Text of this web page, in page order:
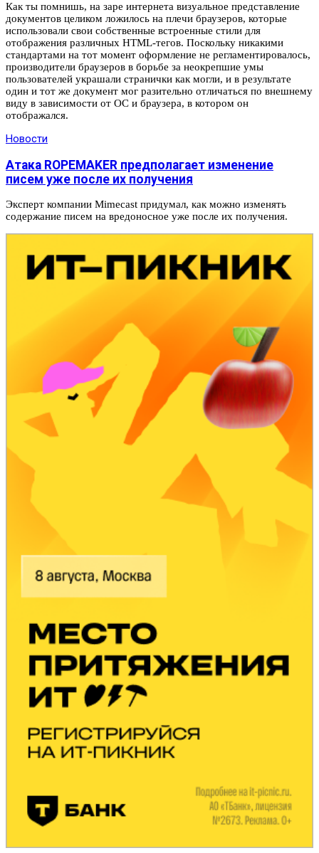
Как ты помнишь, на заре интернета визуальное представление
документов целиком ложилось на плечи браузеров, которые
использовали свои собственные встроенные стили для
отображения различных HTML-тегов. Поскольку никакими
стандартами на тот момент оформление не регламентировалось,
производители браузеров в борьбе за неокрепшие умы
пользователей украшали странички как могли, и в результате
один и тот же документ мог разительно отличаться по внешнему
виду в зависимости от ОС и браузера, в котором он
отображался.
Новости
Атака ROPEMAKER предполагает изменение
писем уже после их получения
Эксперт компании Mimecast придумал, как можно изменять
содержание писем на вредоносное уже после их получения.